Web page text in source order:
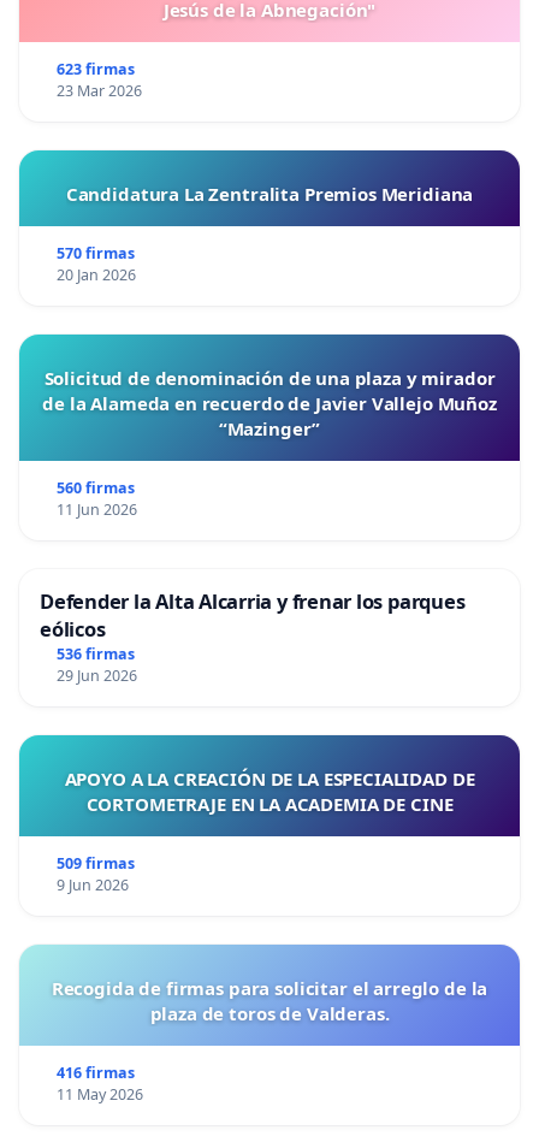
Jesús de la Abnegación"
623 firmas
23 Mar 2026
Candidatura La Zentralita Premios Meridiana
570 firmas
20 Jan 2026
Solicitud de denominación de una plaza y mirador
de la Alameda en recuerdo de Javier Vallejo Muñoz
“Mazinger”
560 firmas
11 Jun 2026
Defender la Alta Alcarria y frenar los parques
eólicos
536 firmas
29 Jun 2026
APOYO A LA CREACIÓN DE LA ESPECIALIDAD DE
CORTOMETRAJE EN LA ACADEMIA DE CINE
509 firmas
9 Jun 2026
Recogida de firmas para solicitar el arreglo de la
plaza de toros de Valderas.
416 firmas
11 May 2026